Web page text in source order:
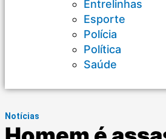
Entrelinhas
Esporte
Polícia
Política
Saúde
Notícias